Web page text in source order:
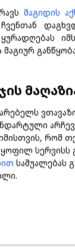
მაგიდის
რომ
საშუალებას